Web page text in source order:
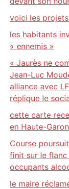
voici les
les habitants
« ennemis »
« Jaurès ne
Jean-Luc
alliance avec
réplique le
cette carte
en Haute-
Course
finit sur le flanc
occupants
le maire